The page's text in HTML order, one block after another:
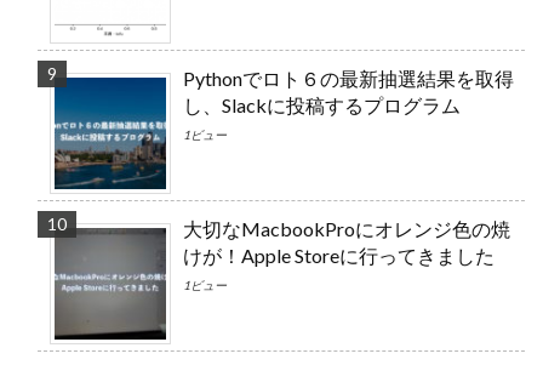
Pythonでロト６の最新抽選結果を取得
し、Slackに投稿するプログラム
1ビュー
大切なMacbookProにオレンジ色の焼
けが！Apple Storeに行ってきました
1ビュー